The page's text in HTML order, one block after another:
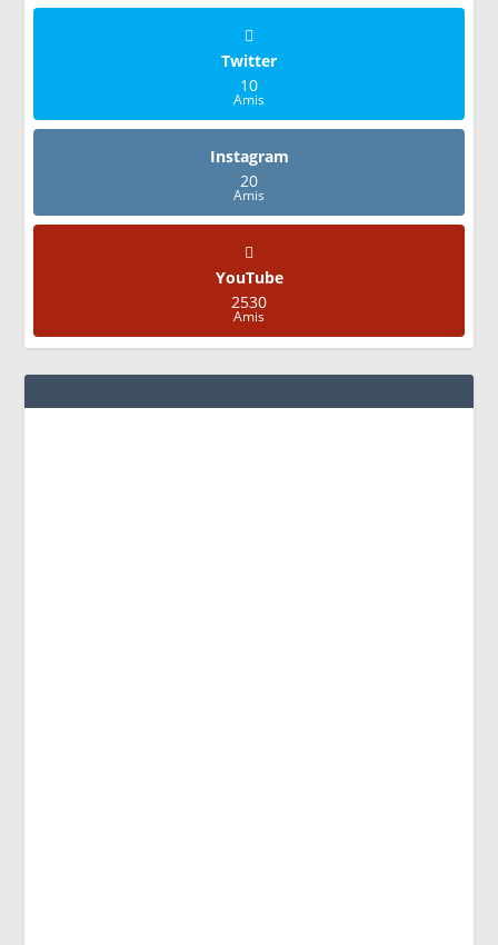
Twitter
10
Amis
Instagram
20
Amis
YouTube
2530
Amis